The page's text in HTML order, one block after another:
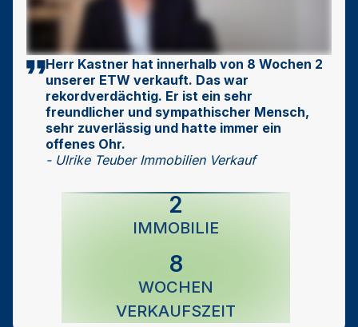
Herr Kastner hat innerhalb von 8 Wochen 2
unserer ETW verkauft. Das war
rekordverdächtig. Er ist ein sehr
freundlicher und sympathischer Mensch,
sehr zuverlässig und hatte immer ein
offenes Ohr.
- Ulrike Teuber Immobilien Verkauf
2
IMMOBILIE
8
WOCHEN
VERKAUFSZEIT